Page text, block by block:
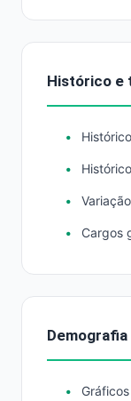
Histórico e
Cargos